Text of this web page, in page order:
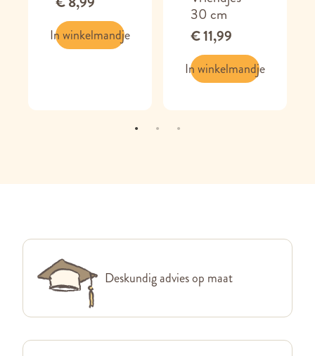
In winkelmandje
30 cm
€ 11,99
In winkelmandje
Deskundig advies op maat